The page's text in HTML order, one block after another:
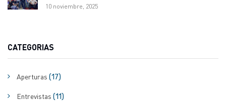
10 noviembre, 2025
CATEGORIAS
Aperturas (17)
Entrevistas (11)